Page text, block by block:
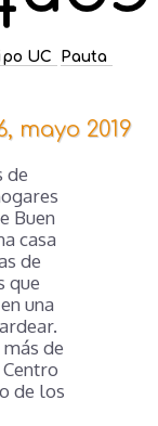
UC Pauta
mayo 2019
de
Buen
casa
de
que
una
de
de los